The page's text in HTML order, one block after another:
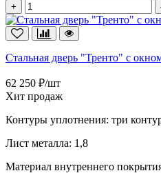
+
Стальная дверь "Тренто" с
62 250 ₽/шт
Хит продаж
Контуры уплотнения: три
Лист металла: 1,8
Материал внутреннего